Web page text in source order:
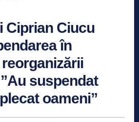
Ciprian Ciucu
în
suspendat
oameni”